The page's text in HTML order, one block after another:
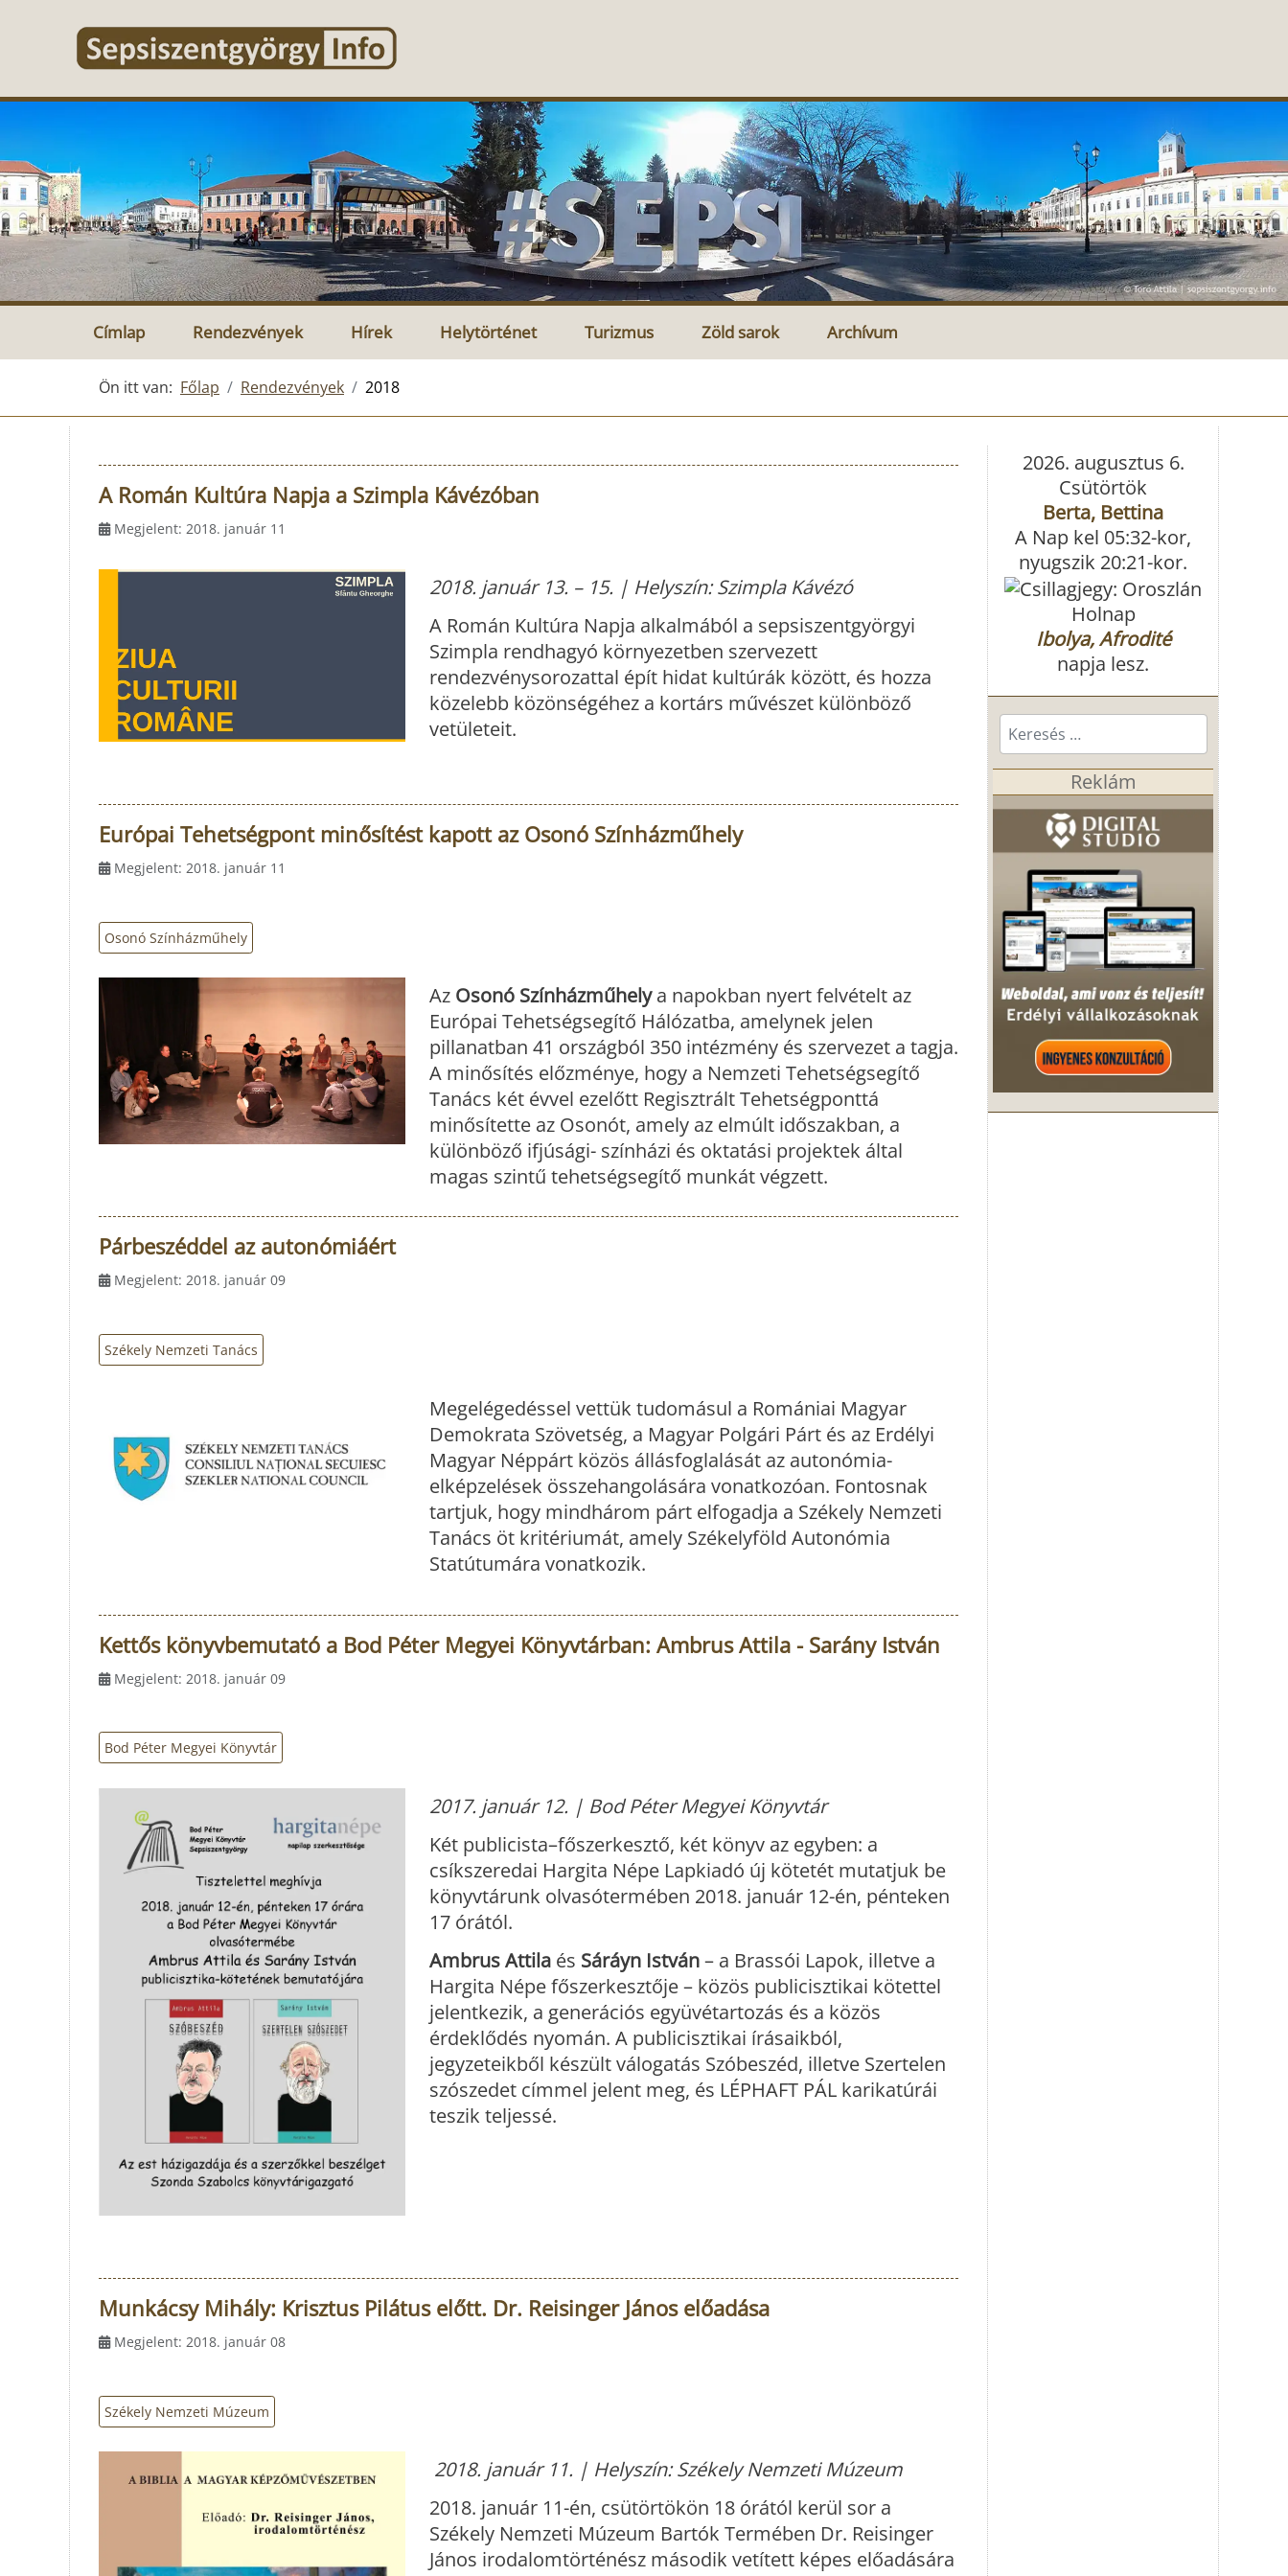
Címlap Rendezvények Hírek Helytörténet Turizmus Zöld sarok Archívum
Ön itt van: Főlap Rendezvények 2018
A Román Kultúra Napja a Szimpla Kávézóban
Megjelent: 2018. január 11
2018. január 13. – 15. | Helyszín: Szimpla Kávézó
A Román Kultúra Napja alkalmából a sepsiszentgyörgyi
Szimpla rendhagyó környezetben szervezett
rendezvénysorozattal épít hidat kultúrák között, és hozza
közelebb közönségéhez a kortárs művészet különböző
vetületeit.
Európai Tehetségpont minősítést kapott az Osonó Színházműhely
Megjelent: 2018. január 11
Osonó Színházműhely
Az Osonó Színházműhelya napokban nyert felvételt az
Európai Tehetségsegítő Hálózatba, amelynek jelen
pillanatban 41 országból 350 intézmény és szervezet a tagja.
A minősítés előzménye, hogy a Nemzeti Tehetségsegítő
Tanács két évvel ezelőtt Regisztrált Tehetségponttá
minősítette az Osonót, amely az elmúlt időszakban, a
különböző ifjúsági- színházi és oktatási projektek által
magas szintű tehetségsegítő munkát végzett.
Párbeszéddel az autonómiáért
Megjelent: 2018. január 09
Székely Nemzeti Tanács
Megelégedéssel vettük tudomásul a Romániai Magyar
Demokrata Szövetség, a Magyar Polgári Párt és az Erdélyi
Magyar Néppárt közös állásfoglalását az autonómia-
elképzelések összehangolására vonatkozóan. Fontosnak
tartjuk, hogy mindhárom párt elfogadja a Székely Nemzeti
Tanács öt kritériumát, amely Székelyföld Autonómia
Statútumára vonatkozik.
Kettős könyvbemutató a Bod Péter Megyei Könyvtárban: Ambrus Attila - Sarány István
Megjelent: 2018. január 09
Bod Péter Megyei Könyvtár
2017. január 12. | Bod Péter Megyei Könyvtár
Két publicista–főszerkesztő, két könyv az egyben: a
csíkszeredai Hargita Népe Lapkiadó új kötetét mutatjuk be
könyvtárunk olvasótermében 2018. január 12-én, pénteken
17 órától.
Ambrus Attila és Sáráyn István– a Brassói Lapok, illetve a
Hargita Népe főszerkesztője – közös publicisztikai kötettel
jelentkezik, a generációs együvétartozás és a közös
érdeklődés nyomán. A publicisztikai írásaikból,
jegyzeteikből készült válogatás Szóbeszéd, illetve Szertelen
szószedet címmel jelent meg, és LÉPHAFT PÁL karikatúrái
teszik teljessé.
Munkácsy Mihály: Krisztus Pilátus előtt. Dr. Reisinger János előadása
Megjelent: 2018. január 08
Székely Nemzeti Múzeum
2018. január 11. | Helyszín: Székely Nemzeti Múzeum
2018. január 11-én, csütörtökön 18 órától kerül sor a
Székely Nemzeti Múzeum Bartók Termében Dr. Reisinger
János irodalomtörténész második vetített képes előadására
2026. augusztus 6.
Csütörtök
Berta, Bettina
A Nap kel 05:32-kor,
nyugszik 20:21-kor.
Holnap
Ibolya, Afrodité
napja lesz.
Keresés...
Reklám